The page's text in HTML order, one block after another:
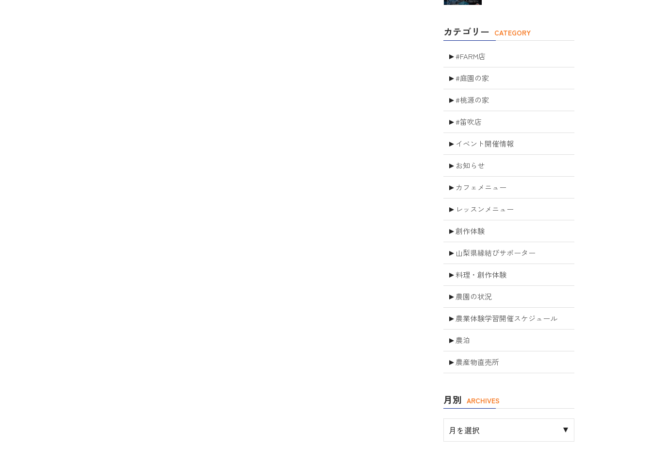
カテゴリー CATEGORY
#FARM店
#庭園の家
#桃源の家
#笛吹店
イベント開催情報
お知らせ
カフェメニュー
レッスンメニュー
創作体験
山梨県縁結びサポーター
料理・創作体験
農園の状況
農業体験学習開催スケジュール
農泊
農産物直売所
月別 ARCHIVES